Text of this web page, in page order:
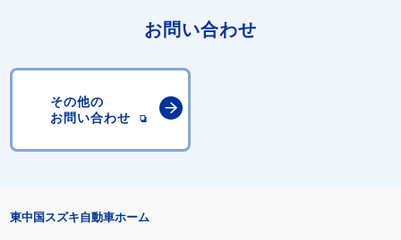
お問い合わせ
その他の
お問い合わせ
東中国スズキ自動車ホーム